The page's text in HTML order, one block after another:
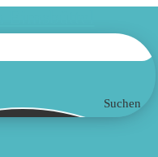
Suchen